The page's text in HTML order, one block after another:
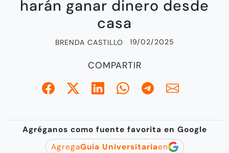
harán ganar dinero desde
casa
BRENDA CASTILLO 19/02/2025
COMPARTIR
Agréganos como fuente favorita en Google
AgregaGuía Universitariaen